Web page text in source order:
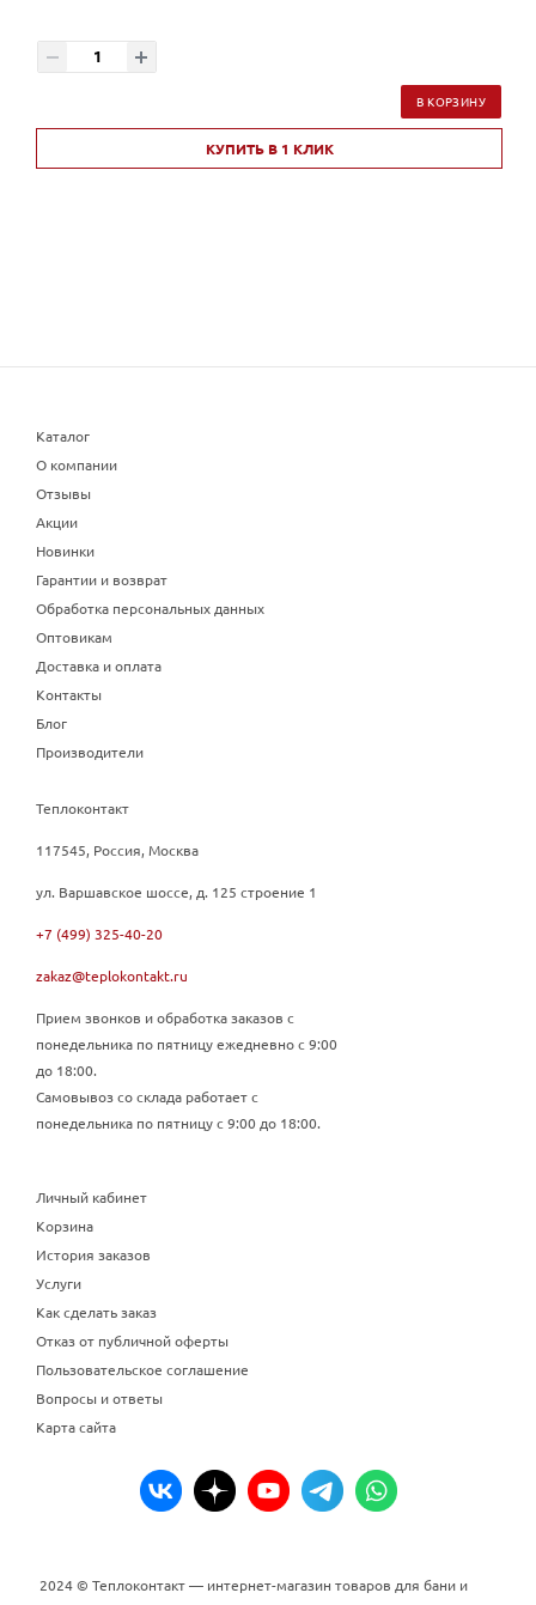
В КОРЗИНУ
КУПИТЬ В 1 КЛИК
Каталог
О компании
Отзывы
Акции
Новинки
Гарантии и возврат
Обработка персональных данных
Оптовикам
Доставка и оплата
Контакты
Блог
Производители
Теплоконтакт
117545, Россия, Москва
ул. Варшавское шоссе, д. 125 строение 1
+7 (499) 325-40-20
zakaz@teplokontakt.ru
Прием звонков и обработка заказов с
понедельника по пятницу ежедневно с 9:00
до 18:00.
Самовывоз со склада работает с
понедельника по пятницу с 9:00 до 18:00.
Личный кабинет
Корзина
История заказов
Услуги
Как сделать заказ
Отказ от публичной оферты
Пользовательское соглашение
Вопросы и ответы
Карта сайта
2024 © Теплоконтакт — интернет-магазин товаров для бани и